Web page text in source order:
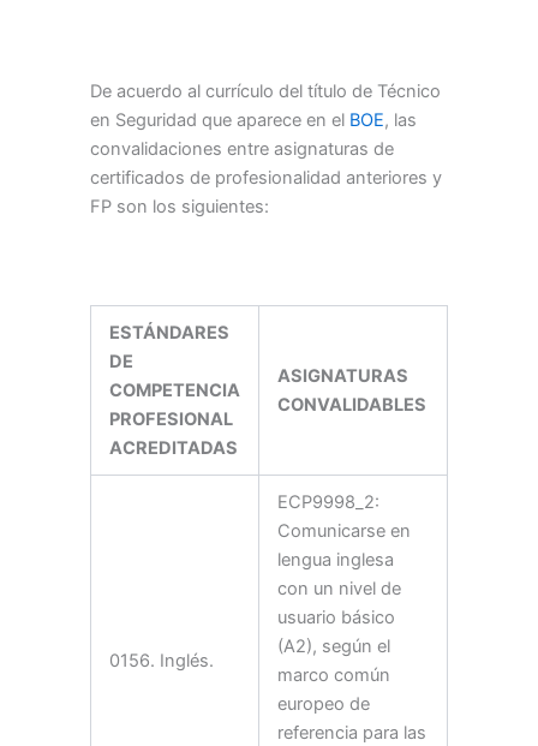
De acuerdo al currículo del título de Técnico
en Seguridad que aparece en el BOE, las
convalidaciones entre asignaturas de
certificados de profesionalidad anteriores y
FP son los siguientes:
ESTÁNDARES
DE
COMPETENCIA
PROFESIONAL
ACREDITADAS
ASIGNATURAS
CONVALIDABLES
0156. Inglés.
ECP9998_2:
Comunicarse en
lengua inglesa
con un nivel de
usuario básico
(A2), según el
marco común
europeo de
referencia para las